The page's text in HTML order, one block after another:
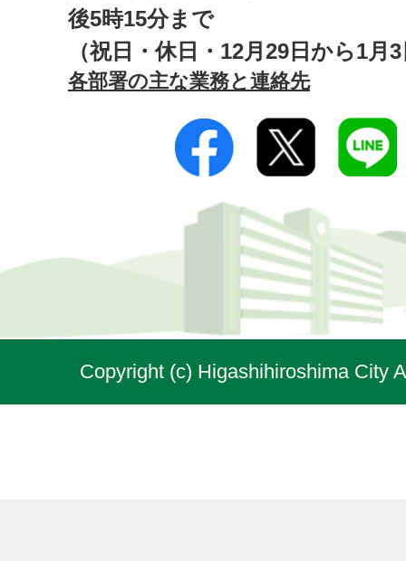
後5時15分まで
（祝日・休日・12月29日から1月
各部署の主な業務と連絡先
Copyright (c) Higashihiroshima City